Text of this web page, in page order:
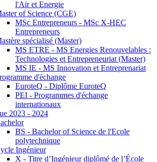
l'Air et Energie
of Science (CGE)
MSc Entrepreneurs - MSc X-HEC
Entrepreneurs
spécialisé (Master)
MS ETRE - MS Energies Renouvelables :
Technologies et Entrepreneuriat (Master)
MS IE - MS Innovation et Entreprenariat
d'échange
EuroteQ - Diplôme EuroteQ
PEI - Programmes d'échange
internationaux
2023 - 2024
BS - Bachelor of Science de l'Ecole
polytechnique
Ingénieur
X - Titre d’Ingénieur diplômé de l’École